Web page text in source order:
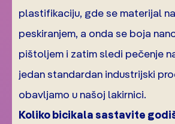
plastifikaciju, gde se materijal
peskiranjem, a onda se boja
pištoljem i zatim sledi pečenje
jedan standardan industrijski
obavljamo u našoj lakirnici.
Koliko bicikala sastavite